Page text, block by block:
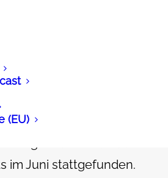
(EU)
-
sicheren
Pflanzen
im Juni stattgefunden.